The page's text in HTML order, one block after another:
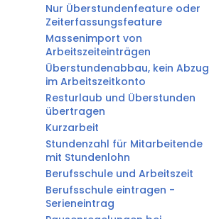
Nur Überstundenfeature oder
Zeiterfassungsfeature
Massenimport von
Arbeitszeiteinträgen
Überstundenabbau, kein Abzug
im Arbeitszeitkonto
Resturlaub und Überstunden
übertragen
Kurzarbeit
Stundenzahl für Mitarbeitende
mit Stundenlohn
Berufsschule und Arbeitszeit
Berufsschule eintragen -
Serieneintrag